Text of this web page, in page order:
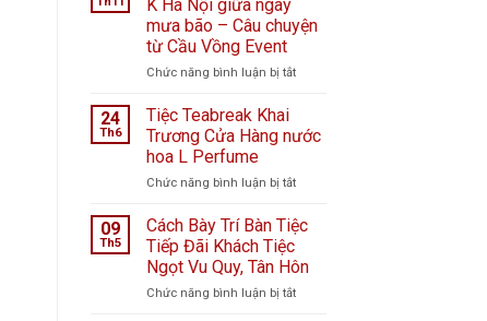
K Hà Nội giữa ngày
mưa bão – Câu chuyện
từ Cầu Vồng Event
Chức năng bình luận bị tắtở
tại
Bệnh
K
Nội
giữa
ngày
mưa
bão
24
Th6
Tiệc Teabreak Khai
Trương Cửa Hàng nước
hoa L Perfume
Chức năng bình luận bị tắtở
Teabreak
Khai
Cửa
Hàng
09
Th5
Cách Bày Trí Bàn Tiệc
Tiếp Đãi Khách Tiệc
Ngọt Vu Quy, Tân Hôn
Chức năng bình luận bị tắtở